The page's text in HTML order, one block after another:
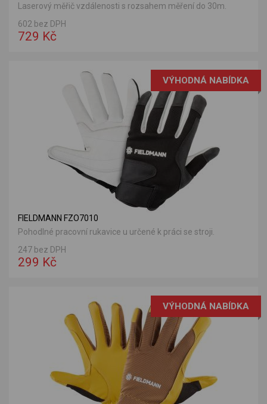
Laserový měřič vzdálenosti s rozsahem měření do 30m.
602 bez DPH
729 Kč
VÝHODNÁ NABÍDKA
FIELDMANN FZO7010
Pohodlné pracovní rukavice u určené k práci se stroji.
247 bez DPH
299 Kč
VÝHODNÁ NABÍDKA